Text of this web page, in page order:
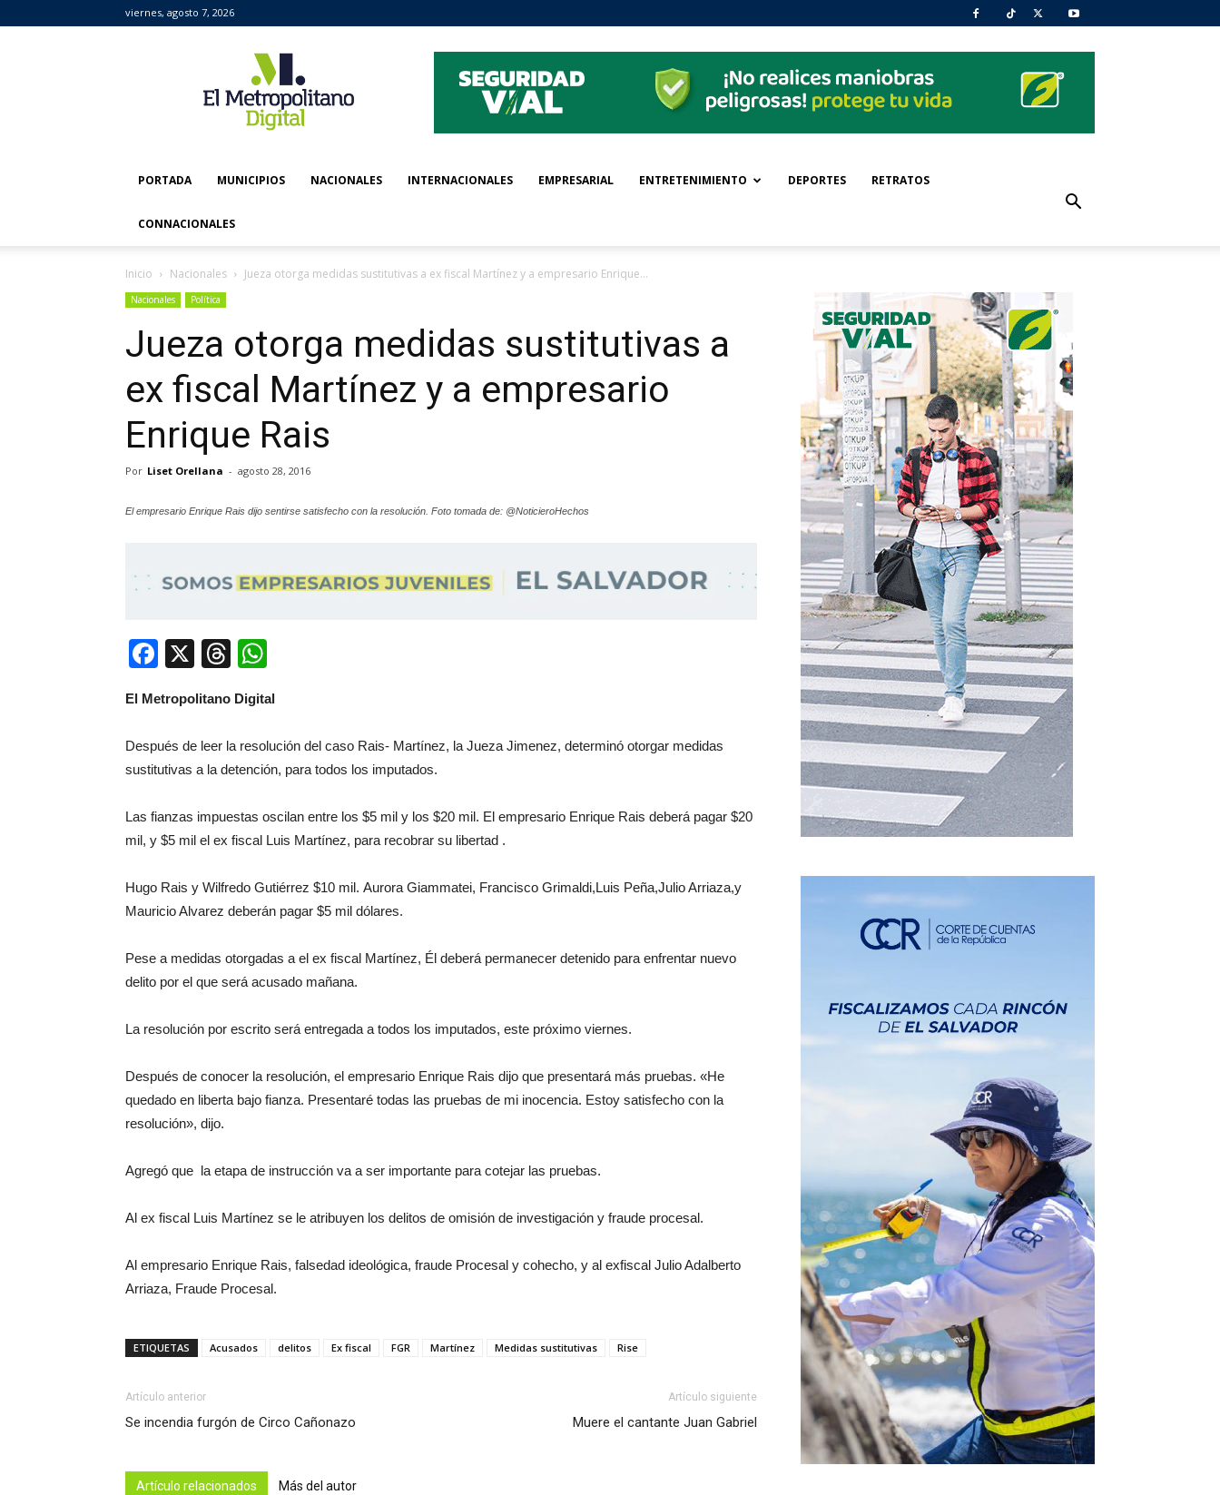
viernes, agosto 7, 2026
Metropolitano
Digital
PORTADA MUNICIPIOS NACIONALES INTERNACIONALES EMPRESARIAL ENTRETENIMIENTO DEPORTES RETRATOS
CONNACIONALES
Inicio Nacionales Jueza otorga medidas sustitutivas a ex fiscal Martínez y a empresario Enrique...
Nacionales Política
Jueza otorga medidas sustitutivas a
ex fiscal Martínez y a empresario
Enrique Rais
Por Liset Orellana - agosto 28, 2016
El empresario Enrique Rais dijo sentirse satisfecho con la resolución. Foto tomada de: @NoticieroHechos
Facebook
X Threads
El Metropolitano Digital
Después de leer la resolución del caso Rais- Martínez, la Jueza Jimenez, determinó otorgar medidas
sustitutivas a la detención, para todos los imputados.
Las fianzas impuestas oscilan entre los $5 mil y los $20 mil. El empresario Enrique Rais deberá pagar $20
mil, y $5 mil el ex fiscal Luis Martínez, para recobrar su libertad .
Hugo Rais y Wilfredo Gutiérrez $10 mil. Aurora Giammatei, Francisco Grimaldi,Luis Peña,Julio Arriaza,y
Mauricio Alvarez deberán pagar $5 mil dólares.
Pese a medidas otorgadas a el ex fiscal Martínez, Él deberá permanecer detenido para enfrentar nuevo
delito por el que será acusado mañana.
La resolución por escrito será entregada a todos los imputados, este próximo viernes.
Después de conocer la resolución, el empresario Enrique Rais dijo que presentará más pruebas. «He
quedado en liberta bajo fianza. Presentaré todas las pruebas de mi inocencia. Estoy satisfecho con la
resolución», dijo.
Agregó que la etapa de instrucción va a ser importante para cotejar las pruebas.
Al ex fiscal Luis Martínez se le atribuyen los delitos de omisión de investigación y fraude procesal.
Al empresario Enrique Rais, falsedad ideológica, fraude Procesal y cohecho, y al exfiscal Julio Adalberto
Arriaza, Fraude Procesal.
ETIQUETAS Acusados delitos Ex fiscal FGR Martínez Medidas sustitutivas Rise
Artículo anterior
Se incendia furgón de Circo Cañonazo
Artículo siguiente
Muere el cantante Juan Gabriel
Artículo relacionados Más del autor